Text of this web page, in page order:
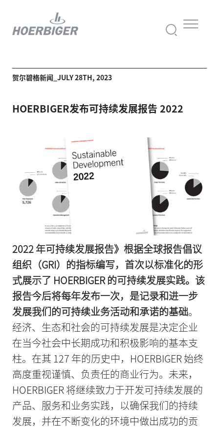
贺尔碧格新闻_JULY 28TH, 2023
HOERBIGER发布可持续发展报告 2022
2022 年可持续发展报告》根据全球报告倡议
组织（GRI）的指标编写，首次以标准化的形
式展示了 HOERBIGER 的可持续发展实践。该
报告今后将每年发布一次，是记录和进一步
发展我们的可持续业务活动和承诺的基础。
经济、生态和社会的可持续发展是决定企业
在当今社会中长期成功和积极影响的基本支
柱。在其 127 年的历史中，HOERBIGER 始终
高度重视谨慎、负责任的商业行为。未来，
HOERBIGER 将继续致力于开发可持续发展的
产品、服务和业务实践，以确保我们的持续
发展，并在不断变化的环境中做出成功的贡